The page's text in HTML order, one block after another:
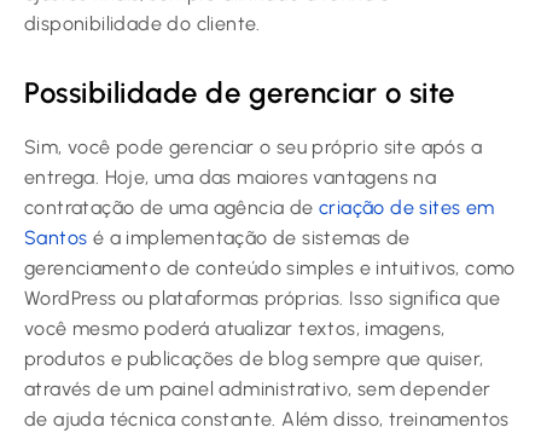
disponibilidade do cliente.
Possibilidade de gerenciar o site
Sim, você pode gerenciar o seu próprio site após a
entrega. Hoje, uma das maiores vantagens na
contratação de uma agência de criação de sites em
Santos é a implementação de sistemas de
gerenciamento de conteúdo simples e intuitivos, como
WordPress ou plataformas próprias. Isso significa que
você mesmo poderá atualizar textos, imagens,
produtos e publicações de blog sempre que quiser,
através de um painel administrativo, sem depender
de ajuda técnica constante. Além disso, treinamentos